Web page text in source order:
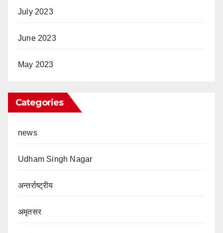
July 2023
June 2023
May 2023
Categories
news
Udham Singh Nagar
अन्तर्राष्ट्रीय
अमृतसर